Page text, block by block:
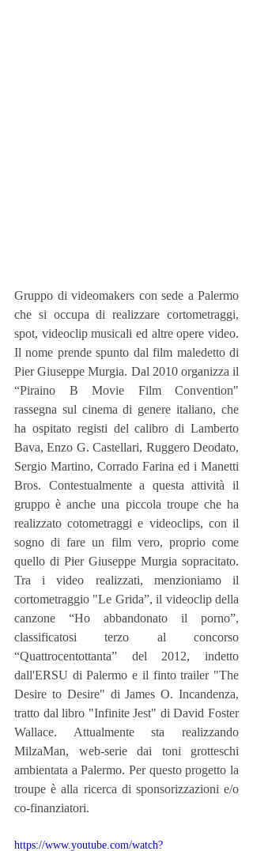
Gruppo di videomakers con sede a Palermo
che si occupa di realizzare cortometraggi,
spot, videoclip musicali ed altre opere video.
Il nome prende spunto dal film maledetto di
Pier Giuseppe Murgia. Dal 2010 organizza il
“Piraino B Movie Film Convention"
rassegna sul cinema di genere italiano, che
ha ospitato registi del calibro di Lamberto
Bava, Enzo G. Castellari, Ruggero Deodato,
Sergio Martino, Corrado Farina ed i Manetti
Bros. Contestualmente a questa attività il
gruppo è anche una piccola troupe che ha
realizzato cotometraggi e videoclips, con il
sogno di fare un film vero, proprio come
quello di Pier Giuseppe Murgia sopracitato.
Tra i video realizzati, menzioniamo il
cortometraggio "Le Grida”, il videoclip della
canzone “Ho abbandonato il porno”,
classificatosi terzo al concorso
“Quattrocentottanta” del 2012, indetto
dall'ERSU di Palermo e il finto trailer "The
Desire to Desire" di James O. Incandenza,
tratto dal libro "Infinite Jest" di David Foster
Wallace. Attualmente sta realizzando
MilzaMan, web-serie dai toni grotteschi
ambientata a Palermo. Per questo progetto la
troupe è alla ricerca di sponsorizzazioni e/o
co-finanziatori.
https://www.youtube.com/watch?